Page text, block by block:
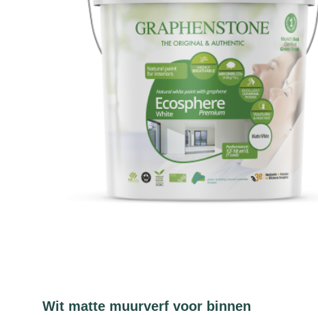
Wit matte muurverf voor binnen